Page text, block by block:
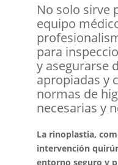
No solo sirve
equipo
para
y asegurarse
apropiadas y
normas de
necesarias y
La rinoplastia,
intervención
entorno seguro y